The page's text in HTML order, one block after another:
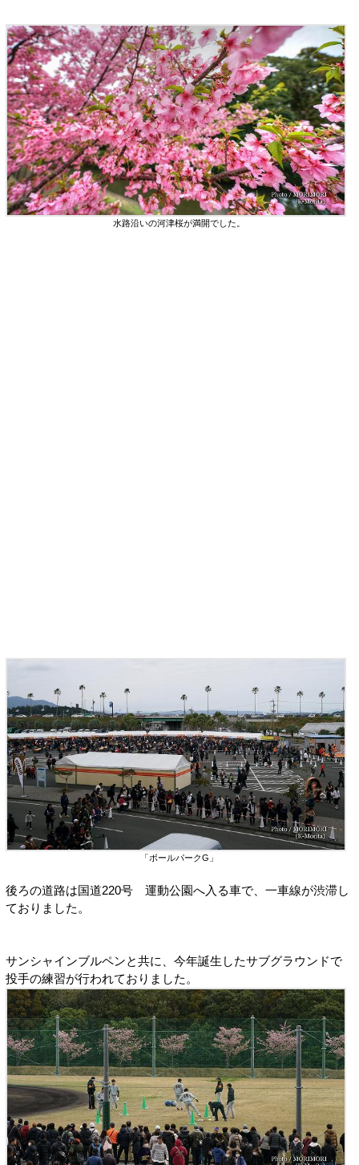
水路沿いの河津桜が満開でした。
「ボールパークG」
後ろの道路は国道220号 運動公園へ入る車で、一車線が渋滞し
ておりました。
サンシャインブルペンと共に、今年誕生したサブグラウンドで
投手の練習が行われておりました。